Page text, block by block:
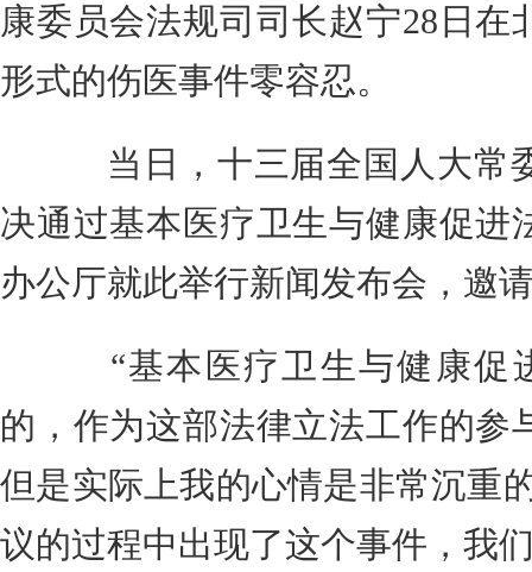
康委员会法规司司长赵宁28日
形式的伤医事件零容忍。
当日，十三届全国人大常
决通过基本医疗卫生与健康促进
办公厅就此举行新闻发布会，邀
“基本医疗卫生与健康促
的，作为这部法律立法工作的参
但是实际上我的心情是非常沉重
议的过程中出现了这个事件，我